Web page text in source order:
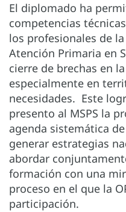
El diplomado ha
competencias
los profesionales de
Atención Primaria en
cierre de brechas en
especialmente en
necesidades. Este
presento al MSPS la
agenda sistemática
generar estrategias
abordar
formación con una
proceso en el que la
participación.